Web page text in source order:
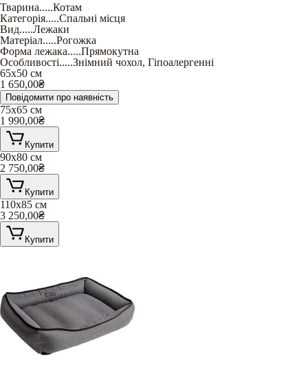
Тварина.....Котам
Категорія.....Спальні місця
Вид.....Лежаки
Матеріал.....Рогожка
Форма лежака.....Прямокутна
Особливості.....Знімний чохол, Гіпоалергенні
65х50 см
1 650,00₴
Повідомити про наявність
75х65 см
1 990,00₴
Купити
90х80 см
2 750,00₴
Купити
110х85 см
3 250,00₴
Купити